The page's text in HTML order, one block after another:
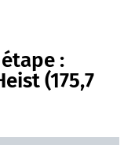
étape :
(175,7